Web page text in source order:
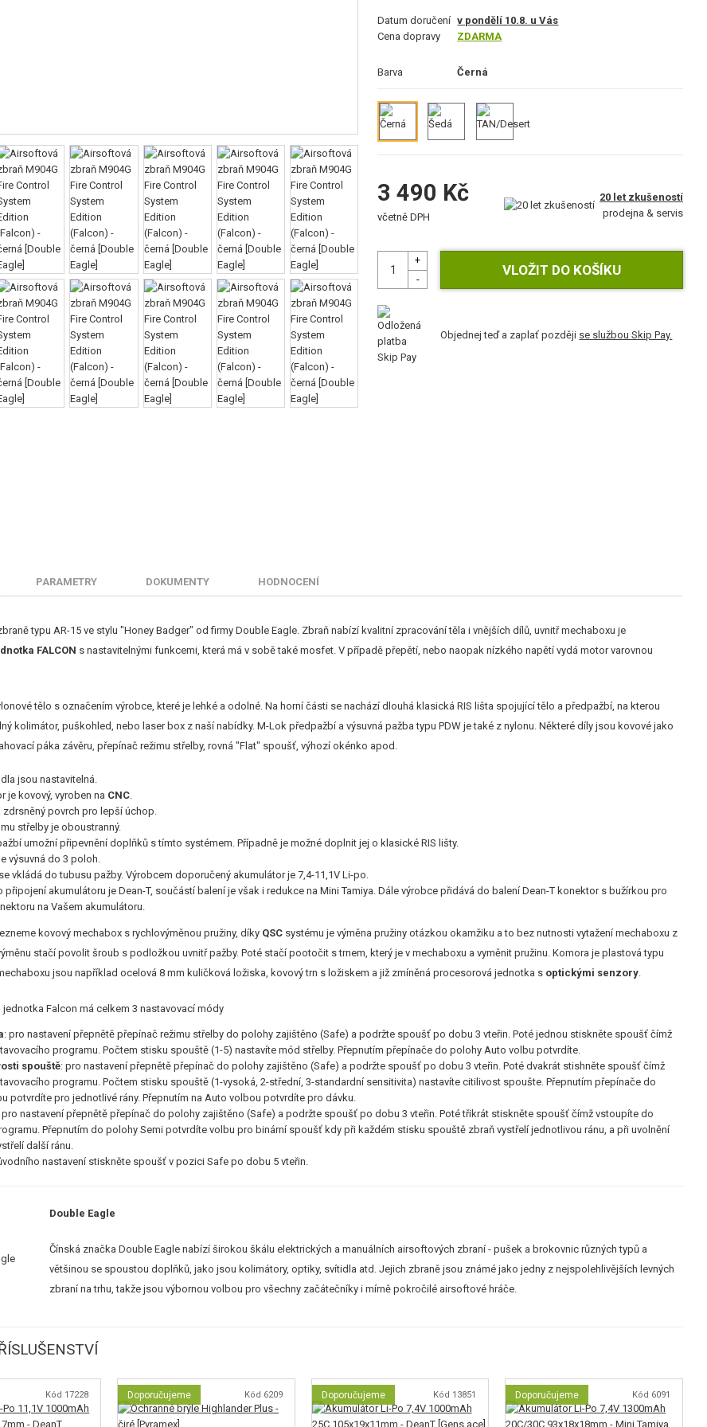
Datum doručení v pondělí 10.8. u Vás
Cena dopravy
ZDARMA
Barva Černá
3 490 Kč
včetně DPH
20 let zkušeností
prodejna & servis
Objednej teď a zaplať později se službou Skip Pay.
PARAMETRY DOKUMENTY HODNOCENÍ
typu AR-15 ve stylu "Honey Badger" od firmy Double Eagle. Zbraň nabízí kvalitní zpracování těla i vnějších dílů, uvnitř mechaboxu je
FALCON s nastavitelnými funkcemi, která má v sobě také mosfet. V případě přepětí, nebo naopak nízkého napětí vydá motor varovnou
tělo s označením výrobce, které je lehké a odolné. Na horní části se nachází dlouhá klasická RIS lišta spojující tělo a předpažbí, na kterou
kolimátor, puškohled, nebo laser box z naší nabídky. M-Lok předpažbí a výsuvná pažba typu PDW je také z nylonu. Některé díly jsou kovové jako
páka závěru, přepínač režimu střelby, rovná "Flat" spoušť, výhozí okénko apod.
jsou nastavitelná.
je kovový, vyroben na CNC
zdrsněný povrch pro lepší úchop.
střelby je oboustranný.
umožní připevnění doplňků s tímto systémem. Případně je možné doplnit jej o klasické RIS lišty.
výsuvná do 3 poloh.
vkládá do tubusu pažby. Výrobcem doporučený akumulátor je 7,4-11,1V Li-po.
připojení akumulátoru je Dean-T, součástí balení je však i redukce na Mini Tamiya. Dále výrobce přidává do balení Dean-T konektor s bužírkou pro
na Vašem akumulátoru.
kovový mechabox s rychlovýměnou pružiny, díky QSC systému je výměna pružiny otázkou okamžiku a to bez nutnosti vytažení mechaboxu z
stačí povolit šroub s podložkou uvnitř pažby. Poté stačí pootočit s trnem, který je v mechaboxu a vyměnit pružinu. Komora je plastová typu
jsou například ocelová 8 mm kuličková ložiska, kovový trn s ložiskem a již zmíněná procesorová jednotka s optickými senzory
jednotka Falcon má celkem 3 nastavovací módy
: pro nastavení přepnětě přepínač režimu střelby do polohy zajištěno (Safe) a podržte spoušť po dobu 3 vteřin. Poté jednou stiskněte spoušť čímž
programu. Počtem stisku spouště (1-5) nastavíte mód střelby. Přepnutím přepínače do polohy Auto volbu potvrdíte.
spouště: pro nastavení přepnětě přepínač do polohy zajištěno (Safe) a podržte spoušť po dobu 3 vteřin. Poté dvakrát stishněte spoušť čímž
programu. Počtem stisku spouště (1-vysoká, 2-střední, 3-standardní sensitivita) nastavíte citilivost spoušte. Přepnutím přepínače do
potvrdíte pro jednotlivé rány. Přepnutím na Auto volbou potvrdíte pro dávku.
pro nastavení přepnětě přepínač do polohy zajištěno (Safe) a podržte spoušť po dobu 3 vteřin. Poté třikrát stiskněte spoušť čímž vstoupíte do
Přepnutím do polohy Semi potvrdíte volbu pro binární spoušť kdy při každém stisku spouště zbraň vystřelí jednotlivou ránu, a při uvolnění
další ránu.
nastavení stiskněte spoušť v pozici Safe po dobu 5 vteřin.
Double Eagle
Čínská značka Double Eagle nabízí širokou škálu elektrických a manuálních airsoftových zbraní - pušek a brokovnic různých typů a
většinou se spoustou doplňků, jako jsou kolimátory, optiky, svítidla atd. Jejich zbraně jsou známé jako jedny z nejspolehlivějších levných
zbraní na trhu, takže jsou výbornou volbou pro všechny začátečníky i mírně pokročilé airsoftové hráče.
Kód 17228 Doporučujeme Kód 6209 Doporučujeme Kód 13851 Doporučujeme Kód 6091